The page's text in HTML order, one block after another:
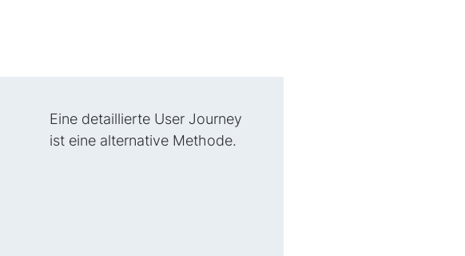
Eine detaillierte User Journey
ist eine alternative Methode.